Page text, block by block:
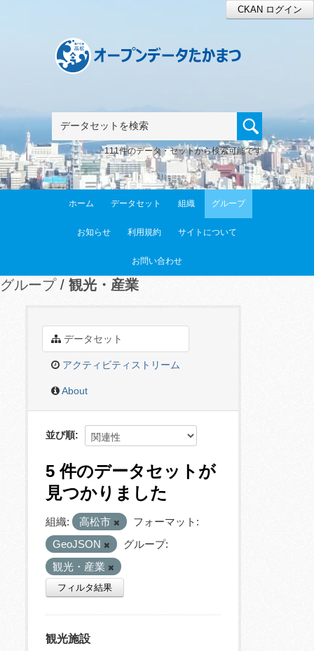
CKAN ログイン
111件のデータ・セットから検索可能です
ホーム データセット 組織 グループ
お知らせ 利用規約 サイトについて
お問い合わせ
グループ 観光・産業
データセット
アクティビティストリーム
About
並び順
5 件のデータセットが
見つかりました
組織: 高松市
フォーマット:
GeoJSON
グループ:
観光・産業
フィルタ結果
観光施設